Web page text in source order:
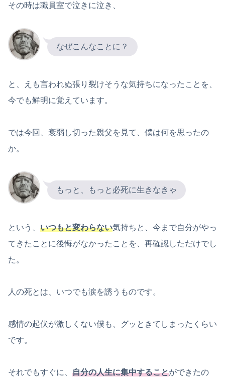
その時は職員室で泣きに泣き、
なぜこんなことに？
と、えも言われぬ張り裂けそうな気持ちになったことを、
今でも鮮明に覚えています。
では今回、衰弱し切った親父を見て、僕は何を思ったの
か。
もっと、もっと必死に生きなきゃ
という、 いつもと変わらない気持ちと、今まで自分がやっ
てきたことに後悔がなかったことを、再確認しただけでし
た。
人の死とは、いつでも涙を誘うものです。
感情の起伏が激しくない僕も、グッときてしまったくらい
です。
それでもすぐに、 自分の人生に集中することができたの